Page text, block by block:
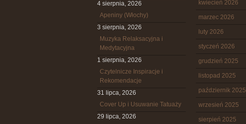
4 sierpnia, 2026
Apeniny (Włochy)
3 sierpnia, 2026
Muzyka Relaksacyjna i
Medytacyjna
1 sierpnia, 2026
Czytelnicze Inspiracje i
Rekomendacje
31 lipca, 2026
Cover Up i Usuwanie Tatuaży
29 lipca, 2026
kwiecień 2026
marzec 2026
luty 2026
styczeń 2026
grudzień 2025
listopad 2025
październik 2025
wrzesień 2025
sierpień 2025